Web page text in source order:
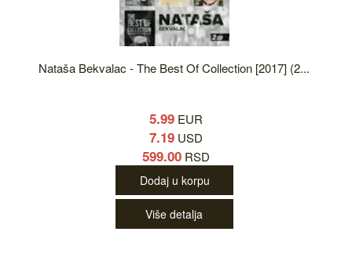
Nataša Bekvalac - The Best Of Collection [2017] (2...
5.99 EUR
7.19 USD
599.00 RSD
Dodaj u korpu
Više detalja